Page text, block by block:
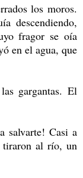
los moros.
descendiendo,
fragor se oía
en el agua, que
gargantas. El
salvarte! Casi a
tiraron al río, un